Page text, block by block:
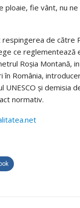
ploaie, fie vânt, nu
de către
ce reglementează
Roşia Montană,
în România,
UNESCO şi demisia
normativ.